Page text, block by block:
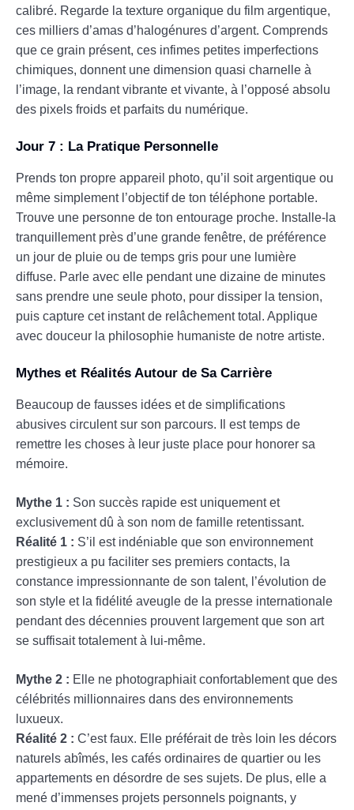
calibré. Regarde la texture organique du film argentique,
ces milliers d’amas d’halogénures d’argent. Comprends
que ce grain présent, ces infimes petites imperfections
chimiques, donnent une dimension quasi charnelle à
l’image, la rendant vibrante et vivante, à l’opposé absolu
des pixels froids et parfaits du numérique.
Jour 7 : La Pratique Personnelle
Prends ton propre appareil photo, qu’il soit argentique ou
même simplement l’objectif de ton téléphone portable.
Trouve une personne de ton entourage proche. Installe-la
tranquillement près d’une grande fenêtre, de préférence
un jour de pluie ou de temps gris pour une lumière
diffuse. Parle avec elle pendant une dizaine de minutes
sans prendre une seule photo, pour dissiper la tension,
puis capture cet instant de relâchement total. Applique
avec douceur la philosophie humaniste de notre artiste.
Mythes et Réalités Autour de Sa Carrière
Beaucoup de fausses idées et de simplifications
abusives circulent sur son parcours. Il est temps de
remettre les choses à leur juste place pour honorer sa
mémoire.
Mythe 1 : Son succès rapide est uniquement et
exclusivement dû à son nom de famille retentissant.
Réalité 1 : S’il est indéniable que son environnement
prestigieux a pu faciliter ses premiers contacts, la
constance impressionnante de son talent, l’évolution de
son style et la fidélité aveugle de la presse internationale
pendant des décennies prouvent largement que son art
se suffisait totalement à lui-même.
Mythe 2 : Elle ne photographiait confortablement que des
célébrités millionnaires dans des environnements
luxueux.
Réalité 2 : C’est faux. Elle préférait de très loin les décors
naturels abîmés, les cafés ordinaires de quartier ou les
appartements en désordre de ses sujets. De plus, elle a
mené d’immenses projets personnels poignants, y